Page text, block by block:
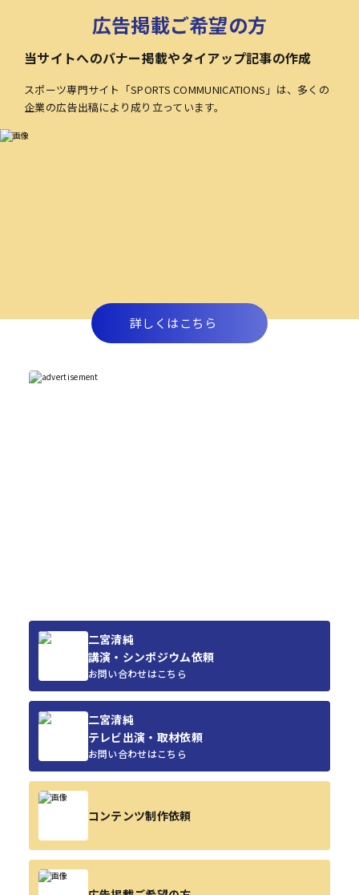
広告掲載ご希望の方
当サイトへのバナー掲載やタイアップ記事の作成
スポーツ専門サイト「SPORTS COMMUNICATIONS」は、多くの
企業の広告出稿により成り立っています。
詳しくはこちら
二宮清純
講演・シンポジウム依頼
お問い合わせはこちら
二宮清純
テレビ出演・取材依頼
お問い合わせはこちら
コンテンツ制作依頼